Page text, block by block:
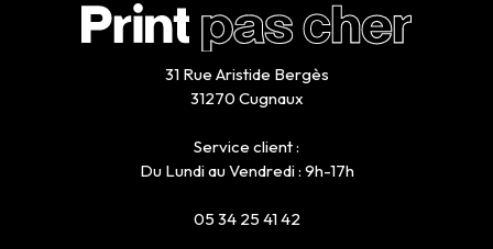
31 Rue Aristide Bergès
31270 Cugnaux
Service client :
Du Lundi au Vendredi : 9h-17h
05 34 25 41 42